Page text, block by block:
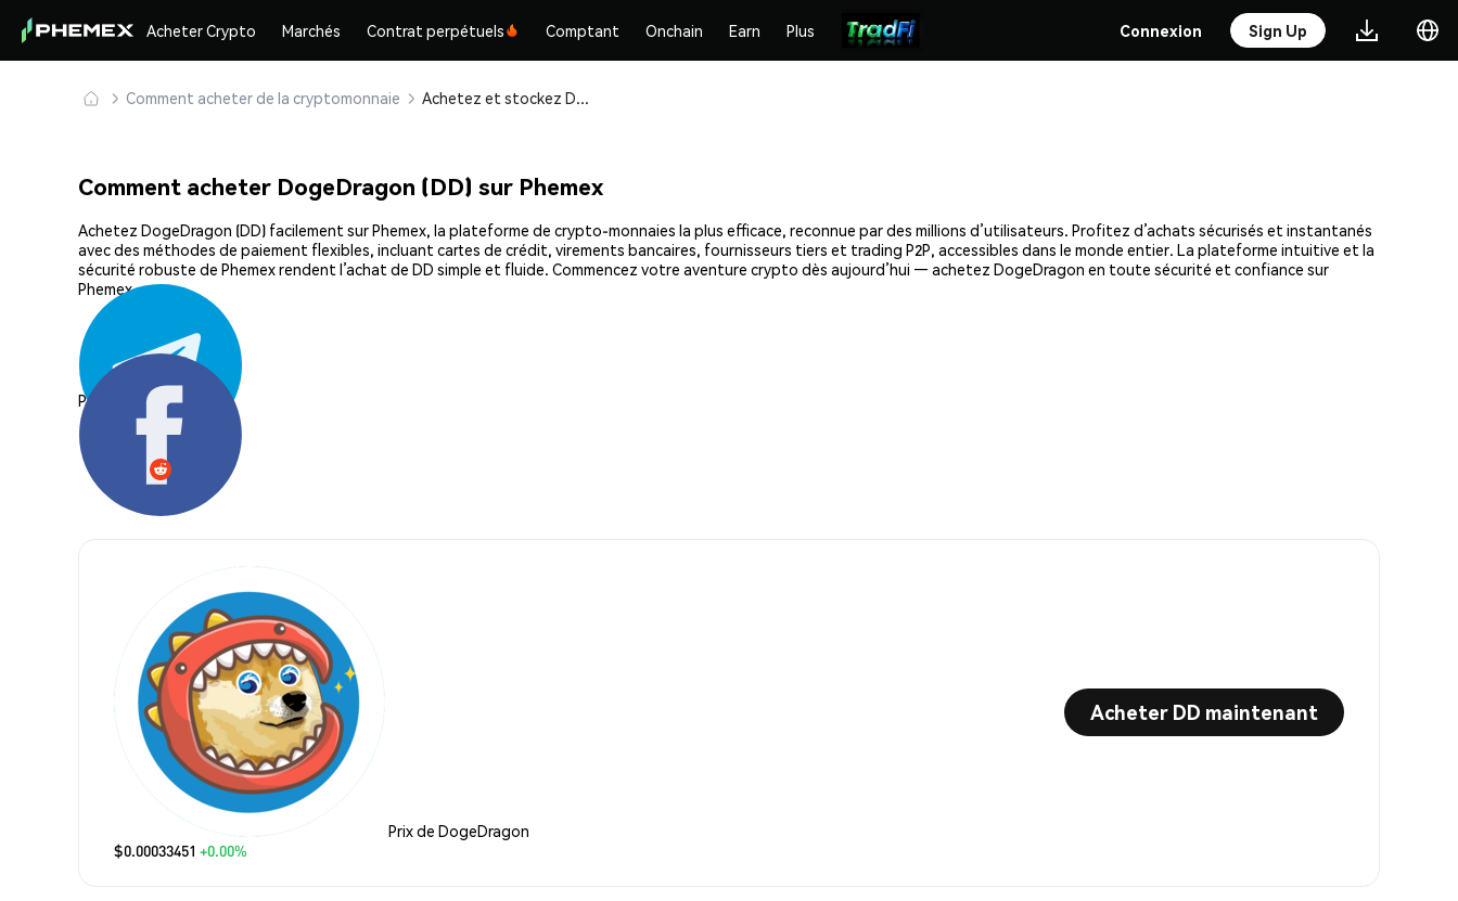
Acheter Crypto Marchés Contrat perpétuels Comptant Onchain Earn Plus Connexion Sign Up
Comment acheter de la cryptomonnaie Achetez et stockez DogeDragon (DD) en toute sécurité
Comment acheter DogeDragon (DD) sur Phemex
Achetez DogeDragon (DD) facilement sur Phemex, la plateforme de crypto-monnaies la plus efficace, reconnue par des millions d’utilisateurs. Profitez d’achats sécurisés et instantanés
avec des méthodes de paiement flexibles, incluant cartes de crédit, virements bancaires, fournisseurs tiers et trading P2P, accessibles dans le monde entier. La plateforme intuitive et la
sécurité robuste de Phemex rendent l’achat de DD simple et fluide. Commencez votre aventure crypto dès aujourd’hui — achetez DogeDragon en toute sécurité et confiance sur
Phemex.
Partager:
Prix de DogeDragon
$0.00033451 +0.00%
Acheter DD maintenant